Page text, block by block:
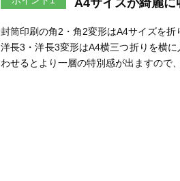
A4サイズが綺麗に
封筒印刷の角2・角2変形はA4サイズを折
洋長3・洋長3変形はA4横三つ折りを横
わせるとより一層の特別感が出ますので